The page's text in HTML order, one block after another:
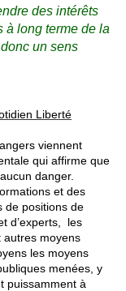
des intérêts
à long terme de la
un sens
Liberté
viennent
qui affirme que
danger.
et des
de positions de
d’experts, les
autres moyens
les moyens
menées, y
puissamment à